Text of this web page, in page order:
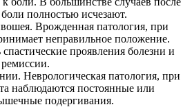
полностью исчезают.
Врожденная патология, при
неправильное положение.
проявления болезни и
ремиссии.
Неврологическая патология, при
наблюдаются постоянные или
подергивания.